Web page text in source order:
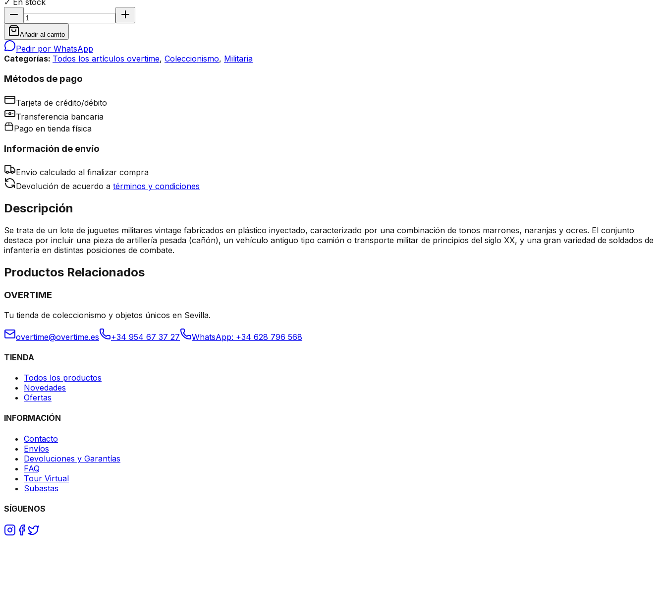
✓ En stock
Añadir al carrito
Pedir por WhatsApp
Categorías: Todos los artículos overtime, Coleccionismo, Militaria
Métodos de pago
Tarjeta de crédito/débito
Transferencia bancaria
Pago en tienda física
Información de envío
Envío calculado al finalizar compra
Devolución de acuerdo a términos y condiciones
Descripción
Se trata de un lote de juguetes militares vintage fabricados en plástico inyectado, caracterizado por una combinación de tonos marrones, naranjas y ocres. El conjunto
destaca por incluir una pieza de artillería pesada (cañón), un vehículo antiguo tipo camión o transporte militar de principios del siglo XX, y una gran variedad de soldados de
infantería en distintas posiciones de combate.
Productos Relacionados
OVERTIME
Tu tienda de coleccionismo y objetos únicos en Sevilla.
overtime@overtime.es +34 954 67 37 27 WhatsApp: +34 628 796 568
TIENDA
Todos los productos
Novedades
Ofertas
INFORMACIÓN
Contacto
Envíos
Devoluciones y Garantías
FAQ
Tour Virtual
Subastas
SÍGUENOS